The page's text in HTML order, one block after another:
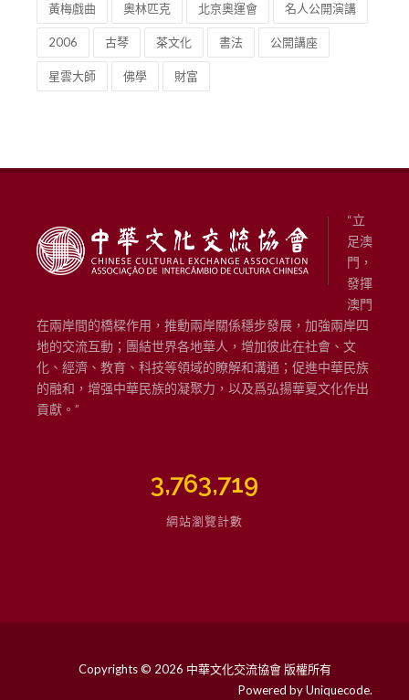
黃梅戲曲 奧林匹克 北京奧運會 名人公開演講
2006 古琴 茶文化 書法 公開講座
星雲大師 佛學 財富
“立
足澳
門，
發揮
澳門
在兩岸間的橋樑作用，推動兩岸關係穩步發展，加強兩岸四
地的交流互動；團結世界各地華人，增加彼此在社會、文
化、經濟、教育、科技等領域的瞭解和溝通；促進中華民族
的融和，增强中華民族的凝聚力，以及爲弘揚華夏文化作出
貢獻。”
3,763,719
網站瀏覽計數
Copyrights © 2026 中華文化交流協會 版權所有
Powered byUniquecode.